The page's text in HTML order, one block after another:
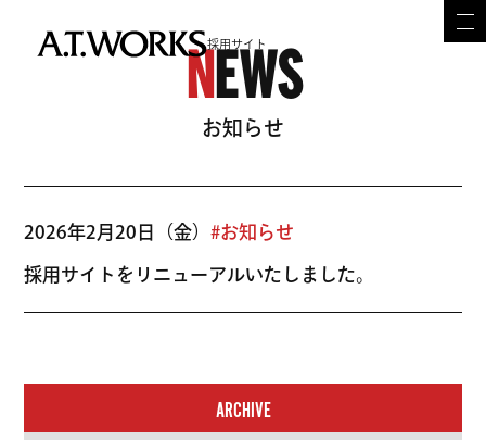
採用サイト
お知らせ
NEWS
2026年2月20日（金）#お知らせ
採用サイトをリニューアルいたしました。
ARCHIVE